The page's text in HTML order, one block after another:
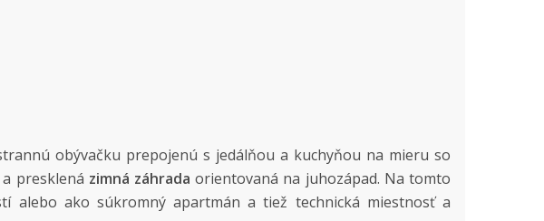
obývačku prepojenú s jedálňou a kuchyňou na mieru so
a presklená zimná záhrada orientovaná na juhozápad. Na tomto
alebo ako súkromný apartmán a tiež technická miestnosť a